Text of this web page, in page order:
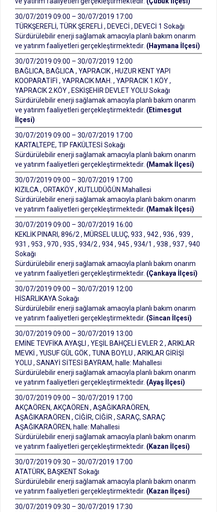
30/07/2019 09:00 – 30/07/2019 17:00
TÜRKŞEREFLİ, TÜRK ŞEREFLİ , DEVECİ , DEVECİ 1 Sokağı
Sürdürülebilir enerji sağlamak amacıyla planlı bakım onarım
ve yatırım faaliyetleri gerçekleştirmektedir. (Haymana İlçesi)
30/07/2019 09:00 – 30/07/2019 12:00
BAĞLICA, BAĞLICA , YAPRACIK , HUZUR KENT YAPI
KOOPARATİFİ , YAPRACIK MAH. , YAPRACIK 1.KÖY ,
YAPRACIK 2.KÖY , ESKİŞEHİR DEVLET YOLU Sokağı
Sürdürülebilir enerji sağlamak amacıyla planlı bakım onarım
ve yatırım faaliyetleri gerçekleştirmektedir. (Etimesgut
İlçesi)
30/07/2019 09:00 – 30/07/2019 17:00
KARTALTEPE, TIP FAKÜLTESİ Sokağı
Sürdürülebilir enerji sağlamak amacıyla planlı bakım onarım
ve yatırım faaliyetleri gerçekleştirmektedir. (Mamak İlçesi)
30/07/2019 09:00 – 30/07/2019 17:00
KIZILCA , ORTAKÖY , KUTLUDÜĞÜN Mahallesi
Sürdürülebilir enerji sağlamak amacıyla planlı bakım onarım
ve yatırım faaliyetleri gerçekleştirmektedir. (Mamak İlçesi)
30/07/2019 09:00 – 30/07/2019 16:00
KEKLİK PINARI, 896/2 , MÜRSEL ULUÇ, 933 , 942 , 936 , 939 ,
931 , 953 , 970 , 935 , 934/2 , 934 , 945 , 934/1 , 938 , 937 , 940
Sokağı
Sürdürülebilir enerji sağlamak amacıyla planlı bakım onarım
ve yatırım faaliyetleri gerçekleştirmektedir. (Çankaya İlçesi)
30/07/2019 09:00 – 30/07/2019 12:00
HİSARLIKAYA Sokağı
Sürdürülebilir enerji sağlamak amacıyla planlı bakım onarım
ve yatırım faaliyetleri gerçekleştirmektedir. (Sincan İlçesi)
30/07/2019 09:00 – 30/07/2019 13:00
EMİNE TEVFİKA AYAŞLI , YEŞİL BAHÇELİ EVLER 2 , ARIKLAR
MEVKİ , YUSUF GÜL GÖK , TUNA BOYLU , ARIKLAR GİRİŞİ
YOLU , SANAYİ SİTESİ BAYRAM, halle: Mahallesi
Sürdürülebilir enerji sağlamak amacıyla planlı bakım onarım
ve yatırım faaliyetleri gerçekleştirmektedir. (Ayaş İlçesi)
30/07/2019 09:00 – 30/07/2019 17:00
AKÇAÖREN, AKÇAÖREN , AŞAĞIKARAÖREN,
AŞAĞIKARAÖREN , CİĞİR, CİĞİR , SARAÇ, SARAÇ
AŞAĞIKARAÖREN, halle: Mahallesi
Sürdürülebilir enerji sağlamak amacıyla planlı bakım onarım
ve yatırım faaliyetleri gerçekleştirmektedir. (Kazan İlçesi)
30/07/2019 09:30 – 30/07/2019 17:00
ATATÜRK, BAŞKENT Sokağı
Sürdürülebilir enerji sağlamak amacıyla planlı bakım onarım
ve yatırım faaliyetleri gerçekleştirmektedir. (Kazan İlçesi)
30/07/2019 09:30 – 30/07/2019 17:30